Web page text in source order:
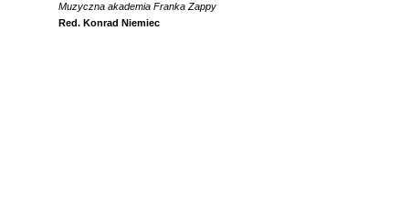
Muzyczna akademia Franka Zappy
Red. Konrad Niemiec